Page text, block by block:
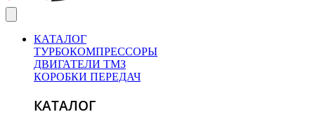
КАТАЛОГ
ТУРБОКОМПРЕССОРЫ
ДВИГАТЕЛИ ТМЗ
КОРОБКИ ПЕРЕДАЧ
КАТАЛОГ